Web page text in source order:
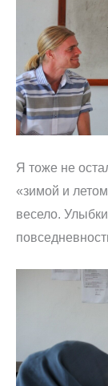
Я тоже не
«зимой и
весело.